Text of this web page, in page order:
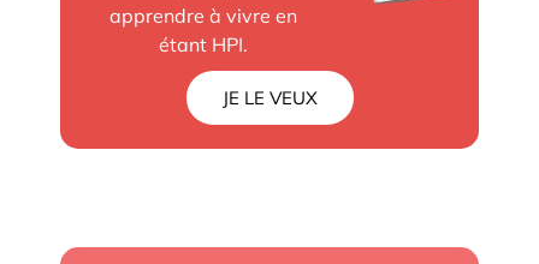
apprendre à vivre en
étant HPI.
JE LE VEUX